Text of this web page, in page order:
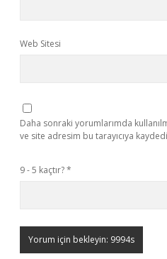
Web Sitesi
Daha sonraki yorumlarımda
ve site adresim bu tarayıcıya
9 - 5 kaçtır?*